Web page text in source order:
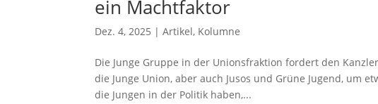
ein Machtfaktor
Dez. 4, 2025 |Artikel, Kolumne
Die Junge Gruppe in der Unionsfraktion fordert den
die Junge Union, aber auch Jusos und Grüne Jugend, um
die Jungen in der Politik haben,...